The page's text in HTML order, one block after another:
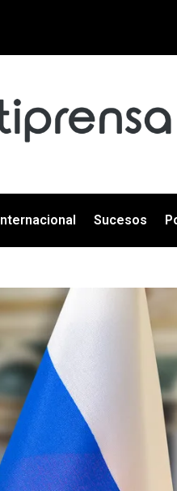
Internacional Sucesos